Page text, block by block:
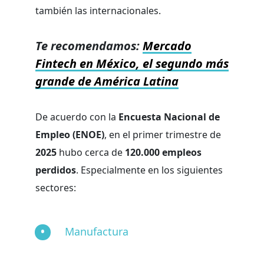
también las internacionales.
Te recomendamos:Mercado
Fintech en México, el segundo más
grande de América Latina
De acuerdo con la Encuesta Nacional de
Empleo (ENOE), en el primer trimestre de
2025 hubo cerca de 120.000 empleos
perdidos. Especialmente en los siguientes
sectores:
Manufactura